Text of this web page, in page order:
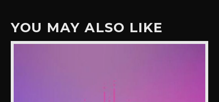
YOU MAY ALSO LIKE